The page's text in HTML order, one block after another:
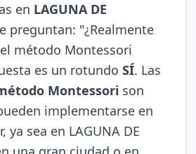
en LAGUNA DE
preguntan: "¿Realmente
método Montessori
es un rotundo SÍ. Las
Montessori son
implementarse en
ya sea en LAGUNA DE